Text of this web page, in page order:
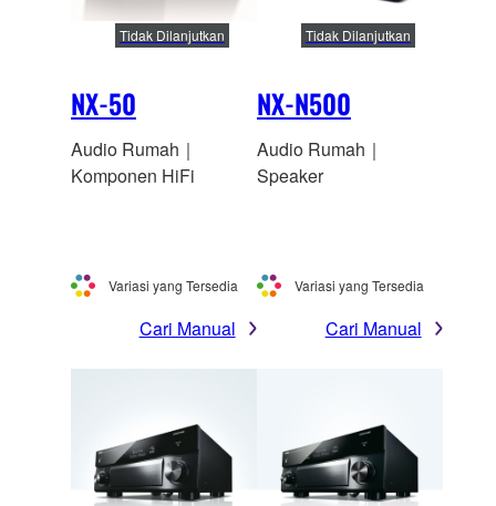
NX-50
Tidak Dilanjutkan
Audio Rumah｜
Komponen HiFi
Variasi yang Tersedia
Cari Manual
NX-N500
Tidak Dilanjutkan
Audio Rumah｜
Speaker
Variasi yang Tersedia
Cari Manual